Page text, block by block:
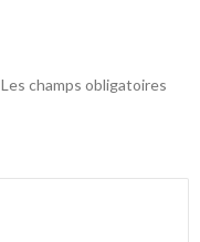
Les champs obligatoires